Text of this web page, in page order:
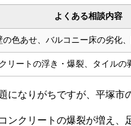
よくある相談内容
の色あせ、バルコニー床の劣化
リートの浮き・爆裂、タイルの
になりがちですが、平塚
ンクリートの爆裂が増え